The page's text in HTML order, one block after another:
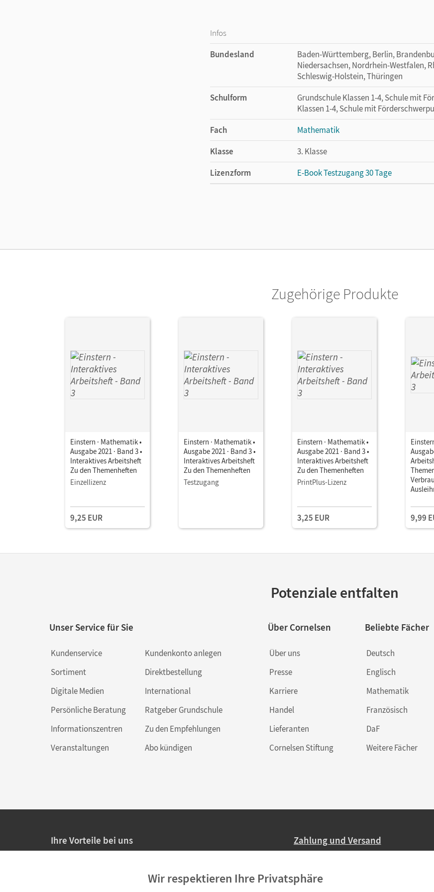
Infos
Bundesland
Baden-Württemberg, Berlin,
Niedersachsen, Nordrhein-Westfalen,
Schleswig-Holstein, Thüringen
Schulform
Grundschule Klassen 1-4, Schule mit
Klassen 1-4, Schule mit
Fach
Mathematik
Klasse
3. Klasse
Lizenzform
E-Book Testzugang 30 Tage
Zugehörige Produkte
Einstern · Mathematik •
Ausgabe 2021 · Band 3 •
Interaktives Arbeitsheft
Zu den Themenheften
Einzellizenz
9,25 EUR
Einstern · Mathematik •
Ausgabe 2021 · Band 3 •
Interaktives Arbeitsheft
Zu den Themenheften
Testzugang
Einstern · Mathematik •
Ausgabe 2021 · Band 3 •
Interaktives Arbeitsheft
Zu den Themenheften
PrintPlus-Lizenz
3,25 EUR 9,99
Potenziale entfalten
Unser Service für Sie
Kundenservice
Sortiment
Digitale Medien
Persönliche Beratung
Informationszentren
Veranstaltungen
Kundenkonto anlegen
Direktbestellung
International
Ratgeber Grundschule
Zu den Empfehlungen
Abo kündigen
Über Cornelsen
Über uns
Presse
Karriere
Handel
Lieferanten
Cornelsen Stiftung
Beliebte Fächer
Deutsch
Englisch
Mathematik
Französisch
DaF
Weitere Fächer
Ihre Vorteile bei uns
Persönliche Angebote für Lehrkräfte
Zahlung und Versand
Ab 59,– EUR Bestellwert liefern wir
Wir respektieren Ihre Privatsphäre